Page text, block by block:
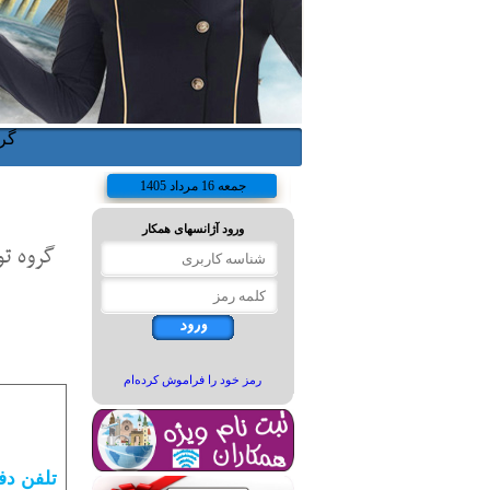
گروه
تلفن
جمعه 16 مرداد 1405
ورود آژانس‏های همکار
رمز خود را فراموش كرده‌ام